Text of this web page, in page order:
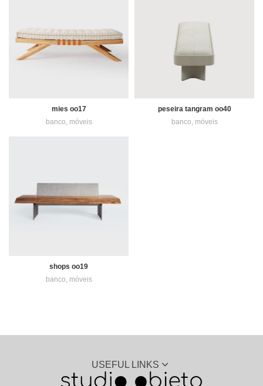
mies oo17
banco, móveis
peseira tangram oo40
banco, móveis
shops oo19
banco, móveis
USEFUL LINKS